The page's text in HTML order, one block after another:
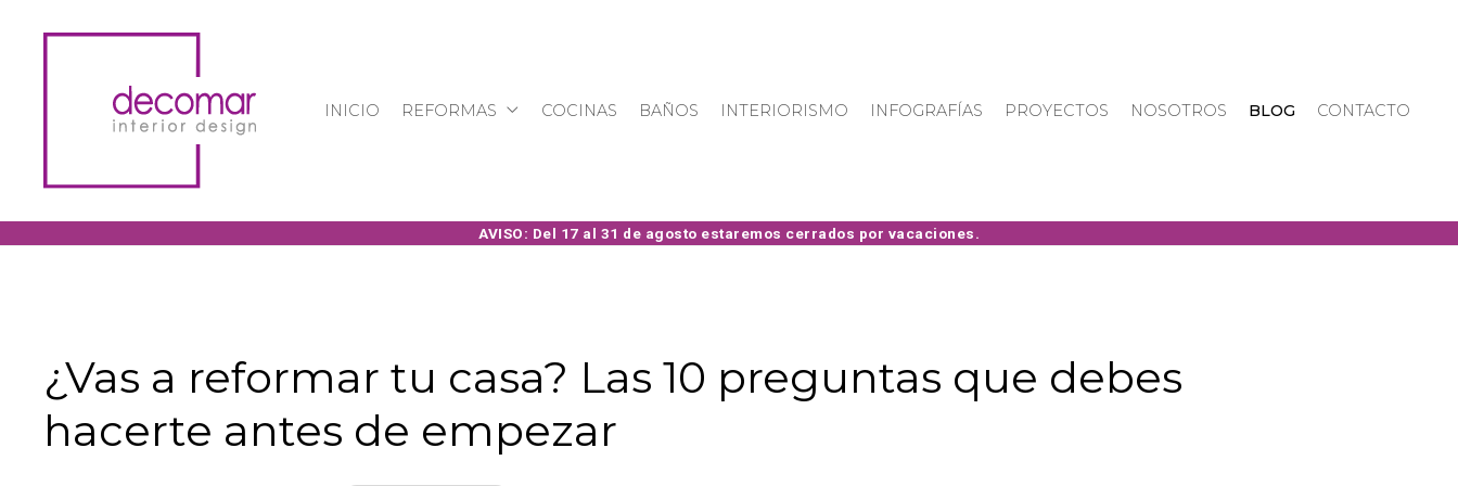
INICIO REFORMAS COCINAS BAÑOS INTERIORISMO INFOGRAFÍAS PROYECTOS NOSOTROS BLOG CONTACTO
¿Vas a reformar tu casa? Las 10 preguntas que debes
hacerte antes de empezar